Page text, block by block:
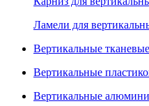
Ламели для
Вертикальные
Вертикальные
Вертикальные